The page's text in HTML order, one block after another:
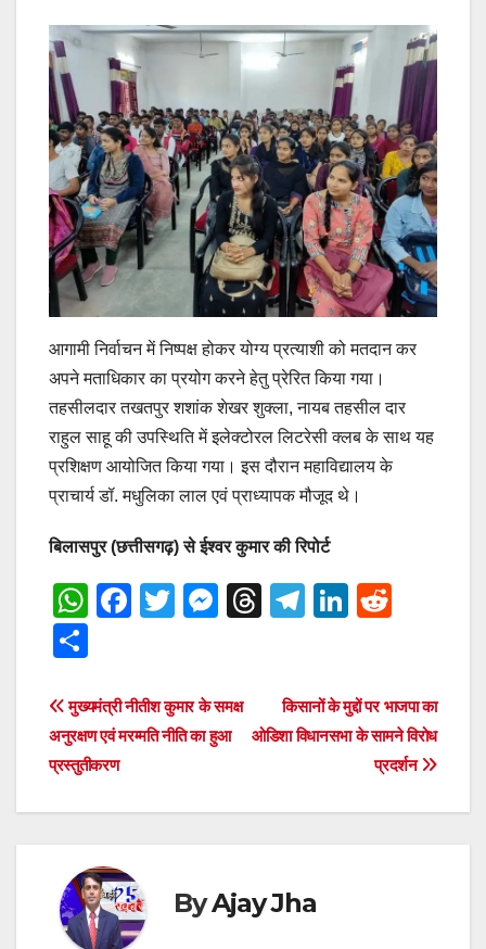
आगामी निर्वाचन में निष्पक्ष होकर योग्य प्रत्याशी को मतदान कर
अपने मताधिकार का प्रयोग करने हेतु प्रेरित किया गया।
तहसीलदार तखतपुर शशांक शेखर शुक्ला, नायब तहसील दार
राहुल साहू की उपस्थिति में इलेक्टोरल लिटरेसी क्लब के साथ यह
प्रशिक्षण आयोजित किया गया। इस दौरान महाविद्यालय के
प्राचार्य डॉ. मधुलिका लाल एवं प्राध्यापक मौजूद थे।
बिलासपुर (छत्तीसगढ़) से ईश्वर कुमार की रिपोर्ट
W
s
A
p
p
F
e
b
o
T
er
M
e
n
er
T
d
T
gr
a
Li
e
dI
di
t
ar
e
Post
navigation
किसानों के मुद्दों पर भाजपा का
ओडिशा विधानसभा के सामने विरोध
प्रदर्शन
मुख्यमंत्री नीतीश कुमार के समक्ष
अनुरक्षण एवं मरम्मति नीति का हुआ
प्रस्तुतीकरण
ByAjay Jha